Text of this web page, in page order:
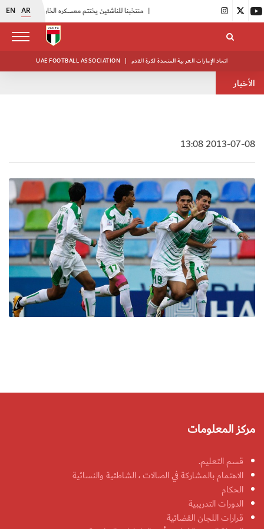
EN AR اتحاد الكرة يُنظم ورشة عمل للمراقبين المعتمدين | منتخبنا للناشئين يختتم معسكره الخارجي في صربيا
UAE FOOTBALL ASSOCIATION | اتحاد الإمارات العربية المتحدة لكرة القدم
الأخبار
2013-07-08 13:08
مركز المعلومات
قسم التعليم.
الاهتمام بالمشاركة في الصالات ، الشاطئية والنسائية
الحكام
الدورات التدريبية
قرارات اللجان القضائية